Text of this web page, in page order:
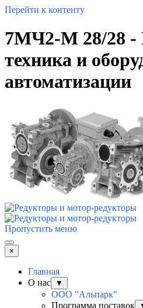
Перейти к контенту
7МЧ2-М 28/28 -
техника и
автоматизации
Пропустить меню
×
Главная
О нас
▼
ООО "Альпарк"
Программа поставок